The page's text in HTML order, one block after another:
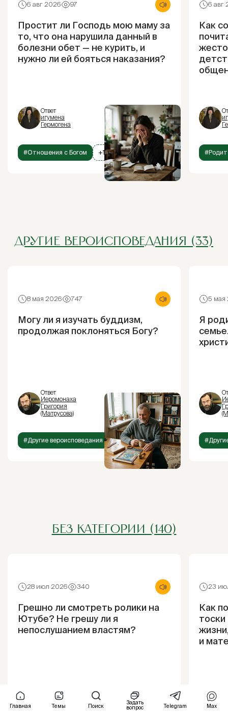
6 авг 2026 97
Простит ли Господь мою маму за
то, что она нарушила данный в
болезни обет — не курить, и
нужно ли ей бояться наказания?
Ответ
игумена
Гермогена
#Отношения с Богом +1
6 авг
Как
ДРУГИЕ ВЕРОИСПОВЕДАНИЯ (33)
8 мая 2026 747
Могу ли я изучать буддизм,
продолжая поклоняться Богу?
Ответ
Иеромонаха
Григория
(Матрусова)
#Другие вероисповедания
5 мая
Я
БЕЗ КАТЕГОРИИ (140)
28 июл 2026 340
Грешно ли смотреть ролики на
Ютубе? Не грешу ли я
непослушанием властям?
Ответ
23
Как
тоски
и
Главная Темы Поиск
Задать
вопрос
Telegram Max